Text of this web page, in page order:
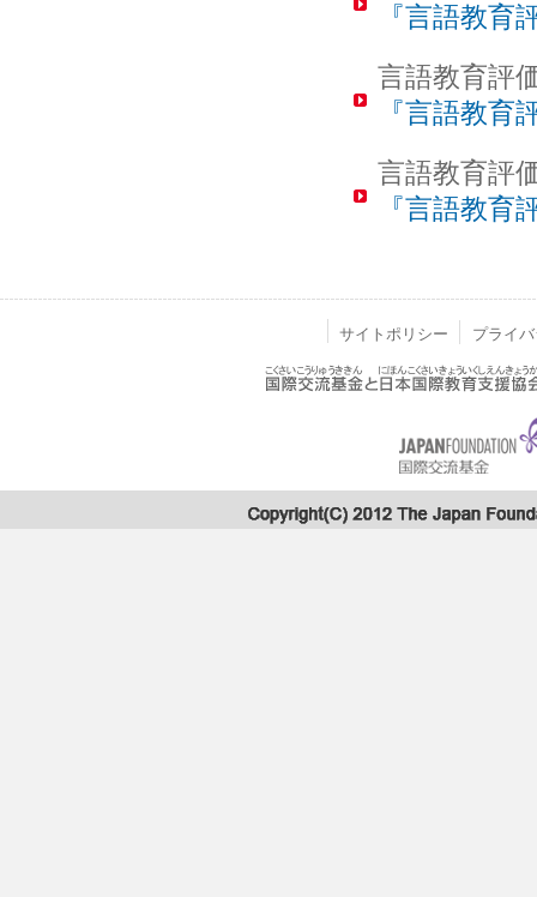
『言語教育
言語教育評
『言語教育
言語教育評
『言語教育
サイトポリシー プライ